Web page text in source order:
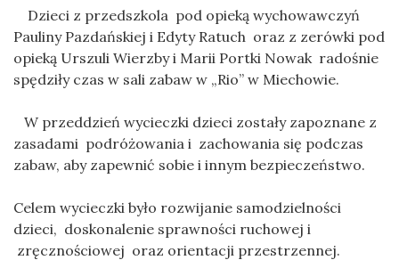
Dzieci z przedszkola pod opieką wychowawczyń
Pauliny Pazdańskiej i Edyty Ratuch oraz z zerówki pod
opieką Urszuli Wierzby i Marii Portki Nowak radośnie
spędziły czas w sali zabaw w „Rio” w Miechowie.
W przeddzień wycieczki dzieci zostały zapoznane z
zasadami podróżowania i zachowania się podczas
zabaw, aby zapewnić sobie i innym bezpieczeństwo.
Celem wycieczki było rozwijanie samodzielności
dzieci, doskonalenie sprawności ruchowej i
zręcznościowej oraz orientacji przestrzennej.